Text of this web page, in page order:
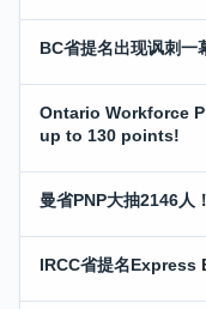
BC省提名出现讽刺一
Ontario Workforce
up to 130 points!
曼省PNP大抽2146人
IRCC省提名Express